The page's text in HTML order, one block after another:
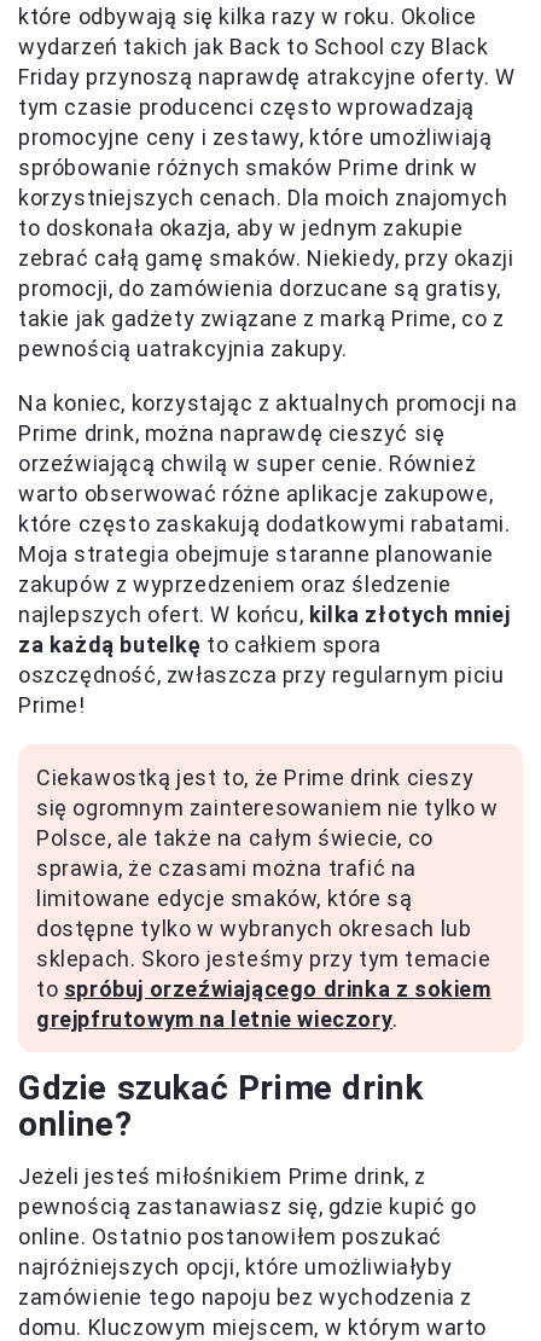
które odbywają się kilka razy w roku. Okolice
wydarzeń takich jak Back to School czy Black
Friday przynoszą naprawdę atrakcyjne oferty. W
tym czasie producenci często wprowadzają
promocyjne ceny i zestawy, które umożliwiają
spróbowanie różnych smaków Prime drink w
korzystniejszych cenach. Dla moich znajomych
to doskonała okazja, aby w jednym zakupie
zebrać całą gamę smaków. Niekiedy, przy okazji
promocji, do zamówienia dorzucane są gratisy,
takie jak gadżety związane z marką Prime, co z
pewnością uatrakcyjnia zakupy.
Na koniec, korzystając z aktualnych promocji na
Prime drink, można naprawdę cieszyć się
orzeźwiającą chwilą w super cenie. Również
warto obserwować różne aplikacje zakupowe,
które często zaskakują dodatkowymi rabatami.
Moja strategia obejmuje staranne planowanie
zakupów z wyprzedzeniem oraz śledzenie
najlepszych ofert. W końcu, kilka złotych mniej
za każdą butelkę to całkiem spora
oszczędność, zwłaszcza przy regularnym piciu
Prime!
Ciekawostką jest to, że Prime drink cieszy
się ogromnym zainteresowaniem nie tylko w
Polsce, ale także na całym świecie, co
sprawia, że czasami można trafić na
limitowane edycje smaków, które są
dostępne tylko w wybranych okresach lub
sklepach. Skoro jesteśmy przy tym temacie
to spróbuj orzeźwiającego drinka z sokiem
grejpfrutowym na letnie wieczory.
Gdzie szukać Prime drink
online?
Jeżeli jesteś miłośnikiem Prime drink, z
pewnością zastanawiasz się, gdzie kupić go
online. Ostatnio postanowiłem poszukać
najróżniejszych opcji, które umożliwiałyby
zamówienie tego napoju bez wychodzenia z
domu. Kluczowym miejscem, w którym warto